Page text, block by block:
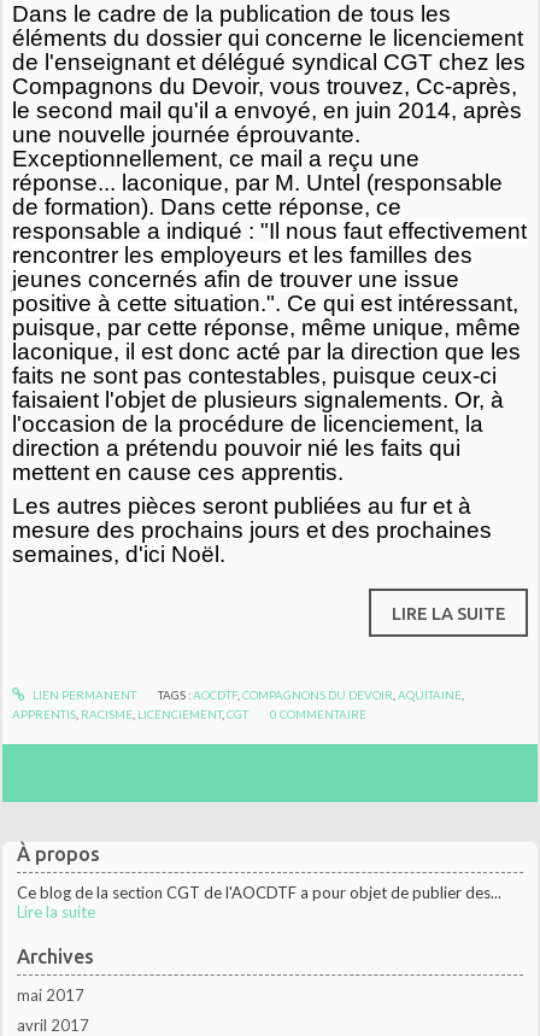
Dans le cadre de la publication de tous les
éléments du dossier qui concerne le licenciement
de l'enseignant et délégué syndical CGT chez les
Compagnons du Devoir, vous trouvez, Cc-après,
le second mail qu'il a envoyé, en juin 2014, après
une nouvelle journée éprouvante.
Exceptionnellement, ce mail a reçu une
réponse... laconique, par M. Untel (responsable
de formation). Dans cette réponse, ce
responsable a indiqué : "Il nous faut effectivement
rencontrer les employeurs et les familles des
jeunes concernés afin de trouver une issue
positive à cette situation.". Ce qui est intéressant,
puisque, par cette réponse, même unique, même
laconique, il est donc acté par la direction que les
faits ne sont pas contestables, puisque ceux-ci
faisaient l'objet de plusieurs signalements. Or, à
l'occasion de la procédure de licenciement, la
direction a prétendu pouvoir nié les faits qui
mettent en cause ces apprentis.
Les autres pièces seront publiées au fur et à
mesure des prochains jours et des prochaines
semaines, d'ici Noël.
LIRE LA SUITE
LIEN PERMANENT TAGS :AOCDTF, COMPAGNONS DU DEVOIR AQUITAINE,
APPRENTIS RACISME LICENCIEMENT,CGT 0 COMMENTAIRE
À propos
Ce blog de la section CGT de l'AOCDTF a pour objet de publier des...
Lire la suite
Archives
mai 2017
avril 2017